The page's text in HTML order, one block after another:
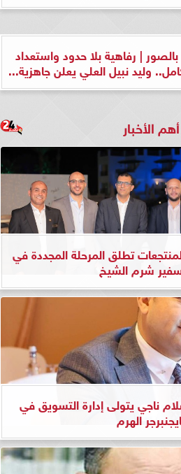
بالصور | رفاهية بلا حدود واستعداد
وليد نبيل العلي يعلن جاهزية...
أهم الأخبار
تطلق المرحلة المجددة في
شرم الشيخ
ناجي يتولى إدارة التسويق في
الهرم